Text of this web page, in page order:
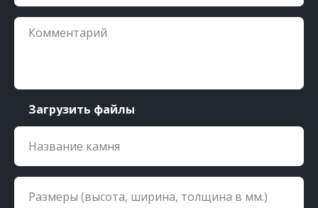
Загрузить файлы